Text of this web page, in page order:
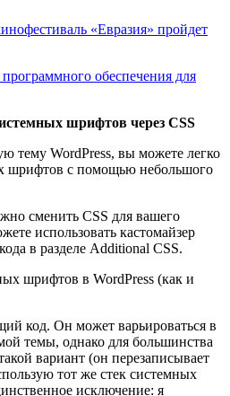
«Евразия» пройдет
обеспечения для
шрифтов через CSS
тему WordPress, вы можете легко
шрифтов с помощью небольшого
сменить CSS для вашего
использовать кастомайзер
в разделе Additional CSS.
код. Он может варьироваться в
темы, однако для большинства
вариант (он перезаписывает
тот же стек системных
исключение: я